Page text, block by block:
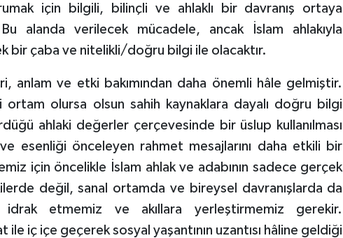
için bilgili, bilinçli ve ahlaklı bir davranış ortaya
alanda verilecek mücadele, ancak İslam ahlakıyla
bir çaba ve nitelikli/doğru bilgi ile olacaktır.
anlam ve etki bakımından daha önemli hâle gelmiştir.
olursa olsun sahih kaynaklara dayalı doğru bilgi
ahlaki değerler çerçevesinde bir üslup kullanılması
esenliği önceleyen rahmet mesajlarını daha etkili bir
için öncelikle İslam ahlak ve adabının sadece gerçek
değil, sanal ortamda ve bireysel davranışlarda da
etmemiz ve akıllara yerleştirmemiz gerekir.
ile iç içe geçerek sosyal yaşantının uzantısı hâline geldiği